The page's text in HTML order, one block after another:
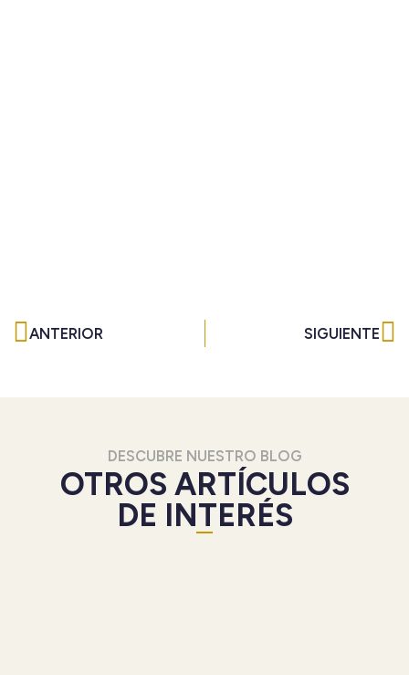
Ant
ANTERIOR SIGUIENTE
DESCUBRE NUESTRO BLOG
OTROS ARTÍCULOS
DE INTERÉS